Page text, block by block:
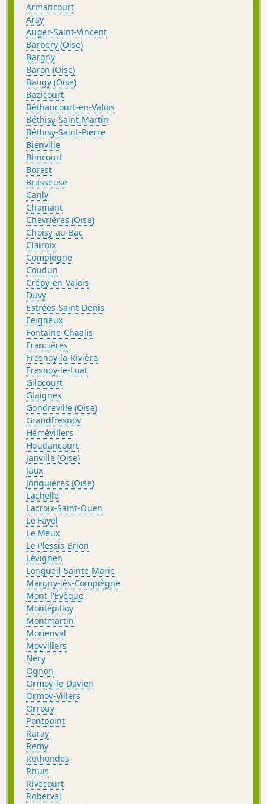
Armancourt
Arsy
Auger-Saint-Vincent
Barbery (Oise)
Bargny
Baron (Oise)
Baugy (Oise)
Bazicourt
Béthancourt-en-Valois
Béthisy-Saint-Martin
Béthisy-Saint-Pierre
Bienville
Blincourt
Borest
Brasseuse
Canly
Chamant
Chevrières (Oise)
Choisy-au-Bac
Clairoix
Compiègne
Coudun
Crépy-en-Valois
Duvy
Estrées-Saint-Denis
Feigneux
Fontaine-Chaalis
Francières
Fresnoy-la-Rivière
Fresnoy-le-Luat
Gilocourt
Glaignes
Gondreville (Oise)
Grandfresnoy
Hémévillers
Houdancourt
Janville (Oise)
Jaux
Jonquières (Oise)
Lachelle
Lacroix-Saint-Ouen
Le Fayel
Le Meux
Le Plessis-Brion
Lévignen
Longueil-Sainte-Marie
Margny-lès-Compiègne
Mont-l'Évêque
Montépilloy
Montmartin
Morienval
Moyvillers
Néry
Ognon
Ormoy-le-Davien
Ormoy-Villers
Orrouy
Pontpoint
Raray
Remy
Rethondes
Rhuis
Rivecourt
Roberval